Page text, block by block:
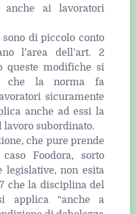
anche ai lavoratori
di piccolo conto
l’area dell’art. 2
queste modifiche si
che la norma fa
sicuramente
anche ad essi la
subordinato.
che pure prende
Foodora, sorto
non esita
che la disciplina del
applica “anche a